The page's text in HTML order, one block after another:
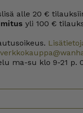
alle 20 €
yli 100 €
ma-su klo 9-21 p.